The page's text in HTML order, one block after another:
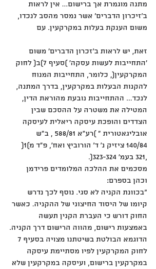
מתנה מוגמרת אך ברישום... אין לראות
ב'זיכרון הדברים' אשר נמסר מהסב לנכדו,
משום הענקת בעלות במקרקעין. עם
זאת, יש לראות ב'זכרון הדברים' משום
'התחייבות לעשות עסקה' )סעיף 7)ב( לחוק
המקרקעין(, כלומר, התחייבות המנוח
להקנות הבעלות במקרקעין, בדרך המתנה,
לנכד... ההתחייבות נובעת מהוראת הדין,
המטילה את משטרה על ההסכם שבין
הצדדים והופכת עיסקה ריאלית לעיסקה
אובליגאטורית " )רע"א 588/81 , ב"ש
140/84 ציזיק נ' ד' הורוביץ ואח', פ"ד מ)1(
,321 בעמ' 323-324(.
מסכמים את ההלכה המלומדים פרידמן
וכהן בספרם:
"בכוונת הקניה לא סגי. נוסף לכך נדרש
קיומו של היסוד החיצוני של ההקניה. כאשר
החוק דורש כי העברת הקנין תעשה
באמצעות רישום, מהווה הרישום דרך הקניה.
לחוק המקרקעין לפיו מסתיימת עיסקה
במקרקעין ברישום, ועיסקה במקרקעין שלא